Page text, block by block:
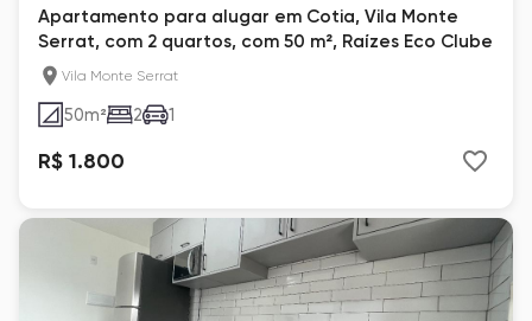
Apartamento para alugar em Cotia, Vila Monte
Serrat, com 2 quartos, com 50 m², Raízes Eco Clube
Vila Monte Serrat
50m² 2 1
R$ 1.800